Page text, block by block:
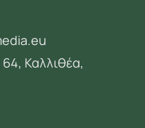
Καλλιθέα,